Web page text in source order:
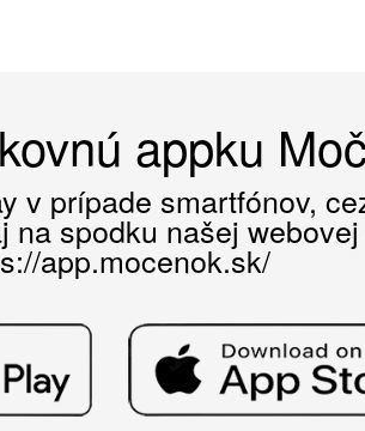
appku
v prípade smartfónov,
spodku našej
app.mocenok.sk/